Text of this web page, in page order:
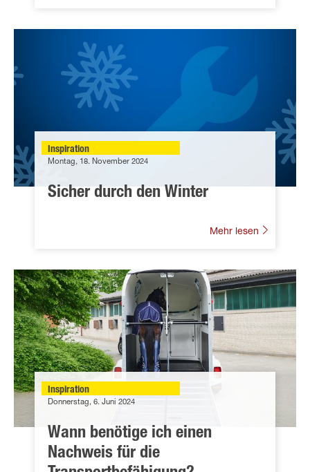
Inspiration
Montag, 18. November 2024
Sicher durch den Winter
Mehr lesen
Inspiration
Donnerstag, 6. Juni 2024
Wann benötige ich einen
Nachweis für die